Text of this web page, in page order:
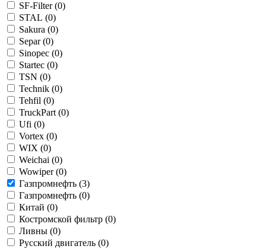
SF-Filter (0)
STAL (0)
Sakura (0)
Separ (0)
Sinopec (0)
Startec (0)
TSN (0)
Technik (0)
Tehfil (0)
TruckPart (0)
Ufi (0)
Vortex (0)
WIX (0)
Weichai (0)
Wowiper (0)
Газпромнефть (3)
Газпромнефть (0)
Китай (0)
Костромской фильтр (0)
Ливны (0)
Русский двигатель (0)